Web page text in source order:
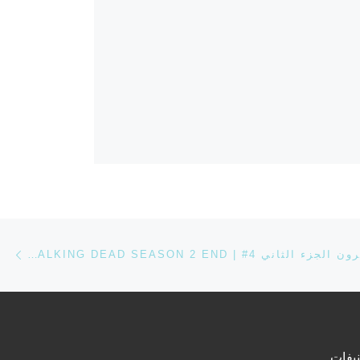
الاموات السائرون الجزء الثاني THE WALKING DEAD SEASON 2 END | #4